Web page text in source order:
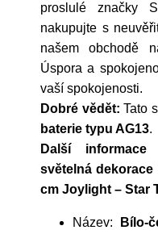
proslulé značky
nakupujte s
našem obchodě
Úspora a
vaší spokojenosti.
Dobré vědět: Tato
baterie typu AG13.
Další
světelná
cm Joylight – Star
Název:
Bílo-